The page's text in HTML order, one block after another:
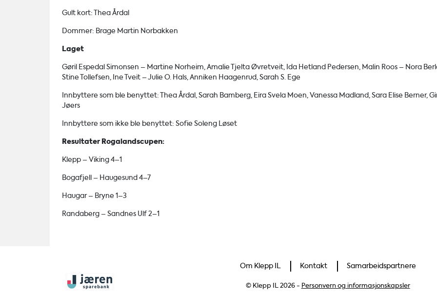
Gult kort: Thea Årdal
Dommer: Brage Martin Norbakken
Laget
Gøril Espedal Simonsen – Martine Norheim, Amalie Tjelta Øvretveit, Ida Hetland Pedersen, Malin Roos – Nora
Stine Tollefsen, Ine Tveit – Julie O. Hals, Anniken Haagenrud, Sarah S. Ege
Innbyttere som ble benyttet: Thea Årdal, Sarah Bamberg, Eira Svela Moen, Vanessa Madland, Sara Elise Berner,
Jøers
Innbyttere som ikke ble benyttet: Sofie Soleng Løset
Resultater Rogalandscupen:
Klepp – Viking 4–1
Bogafjell – Haugesund 4–7
Haugar – Bryne 1–3
Randaberg – Sandnes Ulf 2–1
Om Klepp IL Kontakt Samarbeidspartnere
© Klepp IL 2026 - Personvern og informasjonskapsler